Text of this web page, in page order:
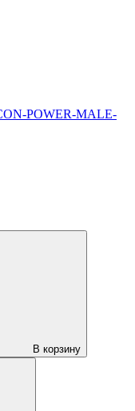
POWER-MALE-
В корзину